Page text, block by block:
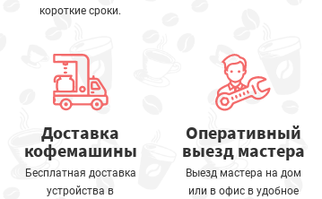
короткие сроки.
Доставка
кофемашины
Бесплатная доставка
устройства в
Оперативный
выезд мастера
Выезд мастера на дом
или в офис в удобное